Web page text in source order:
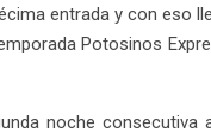
entrada y con eso
Potosinos
noche consecutiva